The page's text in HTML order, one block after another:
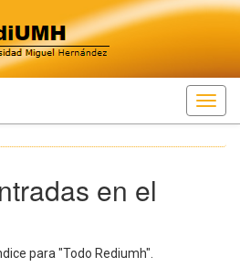
en el
para "Todo Rediumh".